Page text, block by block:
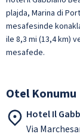
plajda, Marina di
mesafesinde
ile 8,3 mi (13,4 km)
mesafede.
Otel Konumu
Hotel Il
Via